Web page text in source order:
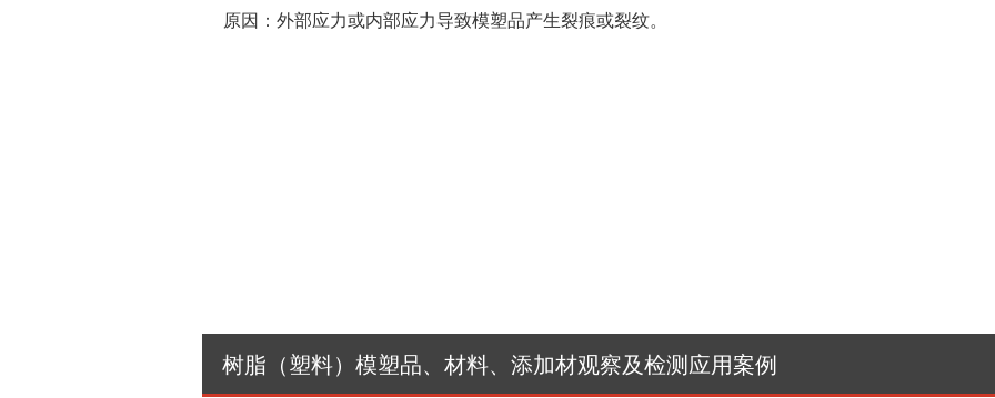
原因：外部应力或内部应力导致模塑品产生裂痕或裂纹。
树脂（塑料）模塑品、材料、添加材观察及检测应用案例